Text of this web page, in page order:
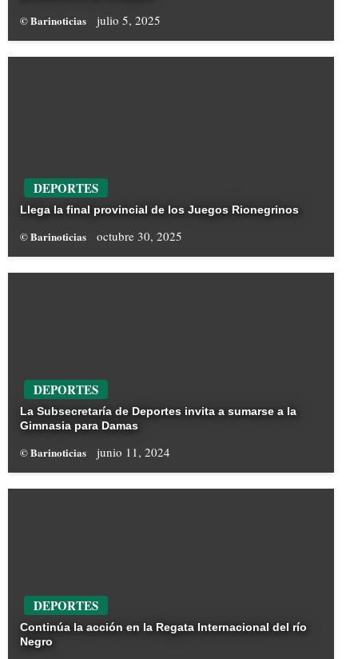
© Barinoticias julio 5, 2025
DEPORTES
Llega la final provincial de los Juegos Rionegrinos
© Barinoticias octubre 30, 2025
DEPORTES
La Subsecretaría de Deportes invita a sumarse a la
Gimnasia para Damas
© Barinoticias junio 11, 2024
DEPORTES
Continúa la acción en la Regata Internacional del río
Negro